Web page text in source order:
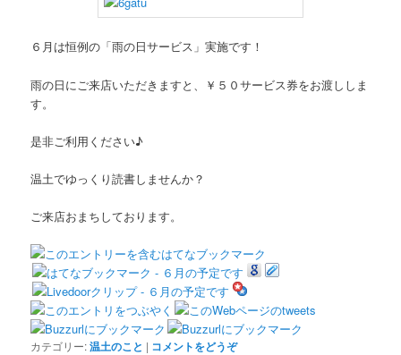
６月は恒例の「雨の日サービス」実施です！
雨の日にご来店いただきますと、￥５０サービス券をお渡ししま
す。
是非ご利用ください♪
温土でゆっくり読書しませんか？
ご来店おまちしております。
カテゴリー:温土のこと | コメントをどうぞ